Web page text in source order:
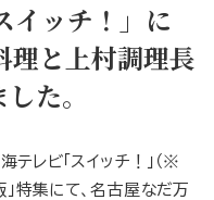
イッチ！」に
理と上村調理長
た。
レビ「スイッチ！」（※
特集にて、名古屋なだ万